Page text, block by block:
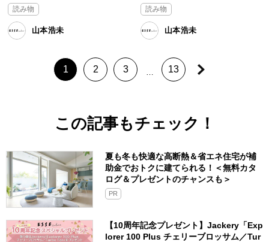
読み物
山本浩未
読み物
山本浩未
1 2 3 … 13
この記事もチェック！
夏も冬も快適な高断熱＆省エネ住宅が補
助金でおトクに建てられる！＜無料カタ
ログ＆プレゼントのチャンスも＞
PR
【10周年記念プレゼント】Jackery「Exp
lorer 100 Plus チェリーブロッサム／Tur